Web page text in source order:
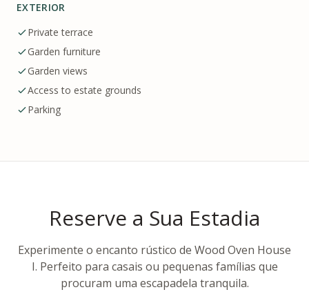
EXTERIOR
Private terrace
Garden furniture
Garden views
Access to estate grounds
Parking
Reserve a Sua Estadia
Experimente o encanto rústico de Wood Oven House
I. Perfeito para casais ou pequenas famílias que
procuram uma escapadela tranquila.